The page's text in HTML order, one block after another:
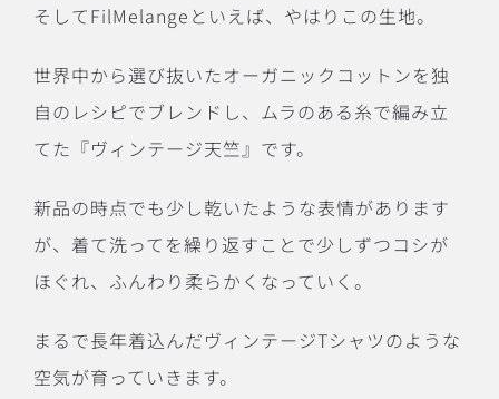
そしてFilMelangeといえば、やはりこの生地。
世界中から選び抜いたオーガニックコットンを独
自のレシピでブレンドし、ムラのある糸で編み立
てた『ヴィンテージ天竺』です。
新品の時点でも少し乾いたような表情があります
が、着て洗ってを繰り返すことで少しずつコシが
ほぐれ、ふんわり柔らかくなっていく。
まるで長年着込んだヴィンテージTシャツのような
空気が育っていきます。